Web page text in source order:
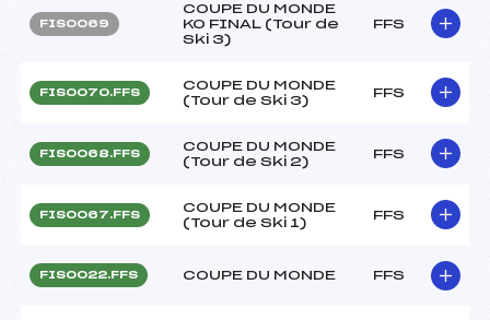
FIS0069
COUPE DU MONDE
KO FINAL (Tour de
Ski 3)
FFS
FIS0070.FFS
COUPE DU MONDE
(Tour de Ski 3)
FFS
FIS0068.FFS
COUPE DU MONDE
(Tour de Ski 2)
FFS
FIS0067.FFS
COUPE DU MONDE
(Tour de Ski 1)
FFS
FIS0022.FFS COUPE DU MONDE FFS